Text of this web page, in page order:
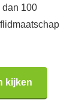
dan 100
kijken